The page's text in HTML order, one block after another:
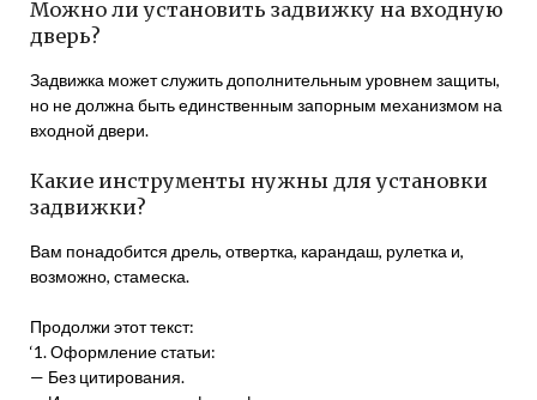
Можно ли установить задвижку на входную
дверь?
Задвижка может служить дополнительным уровнем защиты,
но не должна быть единственным запорным механизмом на
входной двери.
Какие инструменты нужны для установки
задвижки?
Вам понадобится дрель, отвертка, карандаш, рулетка и,
возможно, стамеска.
Продолжи этот текст:
‘1. Оформление статьи:
— Без цитирования.